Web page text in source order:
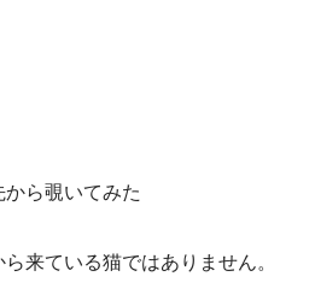
ら覗いてみた
来ている猫ではありません。